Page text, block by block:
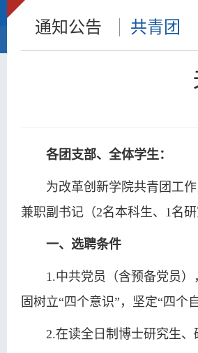
通知公告 共青团
各团支部、全体学生：
为改革创新学院共青团工
兼职副书记（2名本科生、1名
一、选聘条件
1.中共党员（含预备党员
固树立“四个意识”，坚定“四个
2.在读全日制博士研究生、